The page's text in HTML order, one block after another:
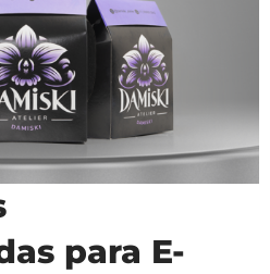
para E-